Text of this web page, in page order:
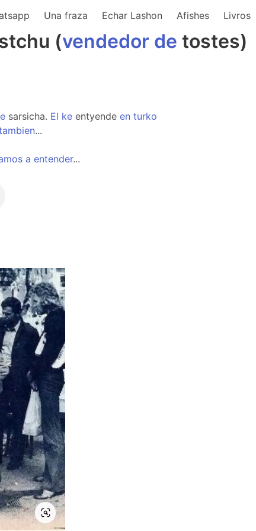
Una fraza Echar Lashon Afishes Livros
(vendedor de tostes)
sarsicha. El ke entyende en turko
...
a entender...